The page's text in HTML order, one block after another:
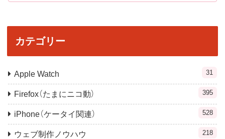
カテゴリー
Apple Watch 31
Firefox（たまにニコ動） 395
iPhone（ケータイ関連） 528
ウェブ制作ノウハウ 218